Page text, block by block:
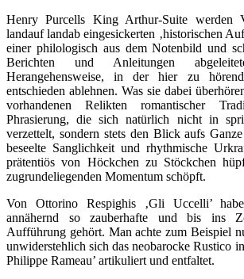
Henry Purcells King Arthur-Suite werden
landauf landab eingesickerten ‚historischen
einer philologisch aus dem Notenbild und
Berichten und Anleitungen
Herangehensweise, in der hier zu
entschieden ablehnen. Was sie dabei
vorhandenen Relikten romantischer
Phrasierung, die sich natürlich nicht in
verzettelt, sondern stets den Blick aufs
beseelte Sanglichkeit und rhythmische
prätentiös von Höckchen zu Stöckchen
zugrundeliegenden Momentum schöpft.
Von Ottorino Respighis ‚Gli Uccelli’
annähernd so zauberhafte und bis ins
Aufführung gehört. Man achte zum Beispiel
unwiderstehlich sich das neobarocke Rustico
Philippe Rameau’ artikuliert und entfaltet.